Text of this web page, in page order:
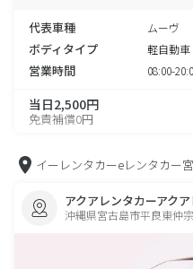
代表車種 ムーヴ
ボディタイプ 軽自動車
営業時間 08:00-
当日2,500円
免責補償0円
イーレンタカーeレンタカー
アクアレンタカーアク
沖縄県宮古島市平良東仲